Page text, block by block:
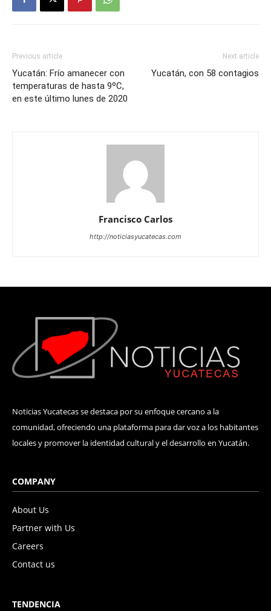
Previous article
Yucatán: Frío amanecer con
temperaturas de hasta 9ºC,
en este último lunes de 2020
Next article
Yucatán, con 58 contagios
Francisco Carlos
http://noticiasyucatecas.com
Noticias Yucatecas se destaca por su enfoque cercano a la
comunidad, ofreciendo una plataforma para dar voz a los habitantes
locales y promover la identidad cultural y el desarrollo en Yucatán.
COMPANY
About Us
Partner with Us
Careers
Contact us
TENDENCIA